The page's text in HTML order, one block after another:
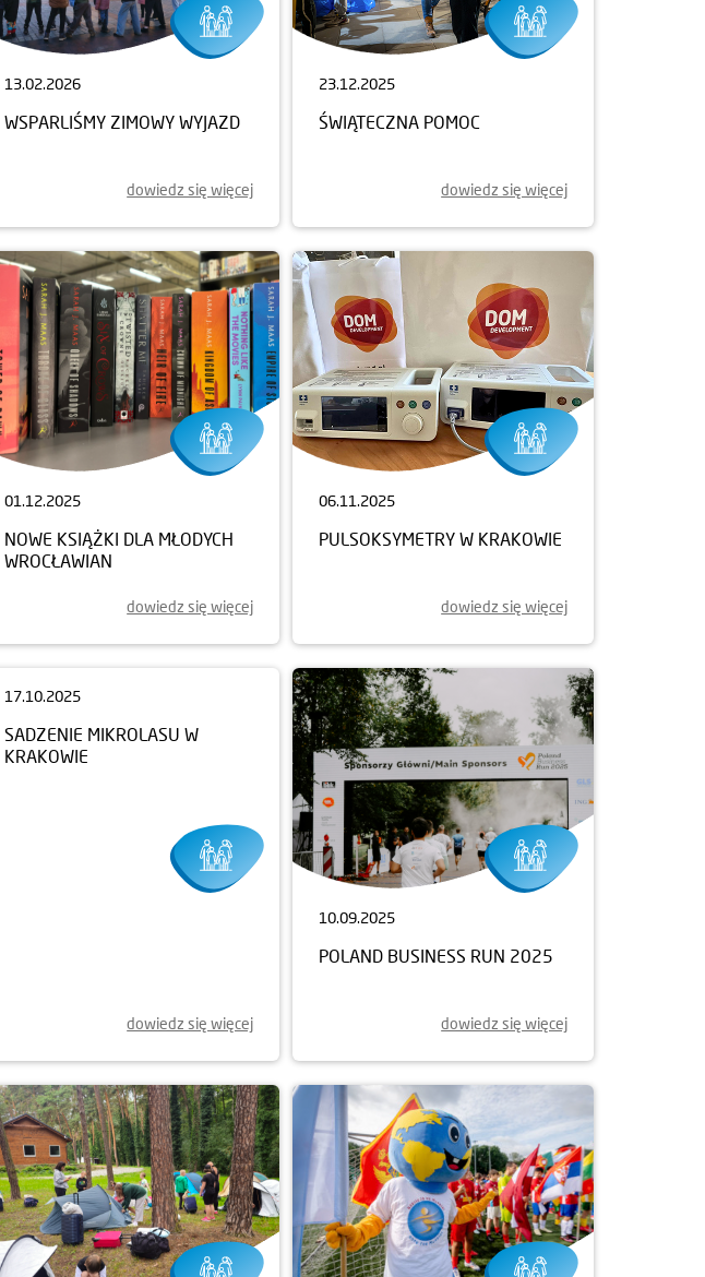
13.02.2026
WSPARLIŚMY ZIMOWY WYJAZD
dowiedz się więcej
23.12.2025
ŚWIĄTECZNA POMOC
dowiedz się więcej
01.12.2025
NOWE KSIĄŻKI DLA MŁODYCH
WROCŁAWIAN
dowiedz się więcej
06.11.2025
PULSOKSYMETRY W KRAKOWIE
dowiedz się więcej
dowiedz się więcej
10.09.2025
POLAND BUSINESS RUN 2025
dowiedz się więcej